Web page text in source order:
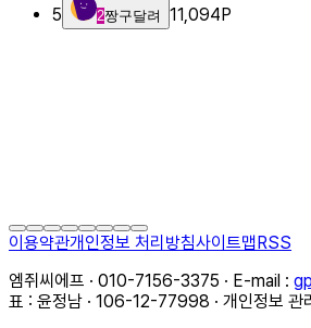
5
2짱구달려 11,094P
이용약관개인정보 처리방침사이트맵RSS
엠쥐씨에프 · 010-7156-3375 · E-mail :
표 : 윤정남 · 106-12-77998 · 개인정보 관